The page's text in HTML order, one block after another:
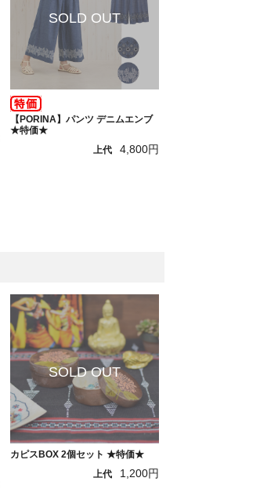
【PORINA】パンツ デニムエンブ
★特価★
上代
4,800円
カピスBOX 2個セット ★特価★
上代
1,200円